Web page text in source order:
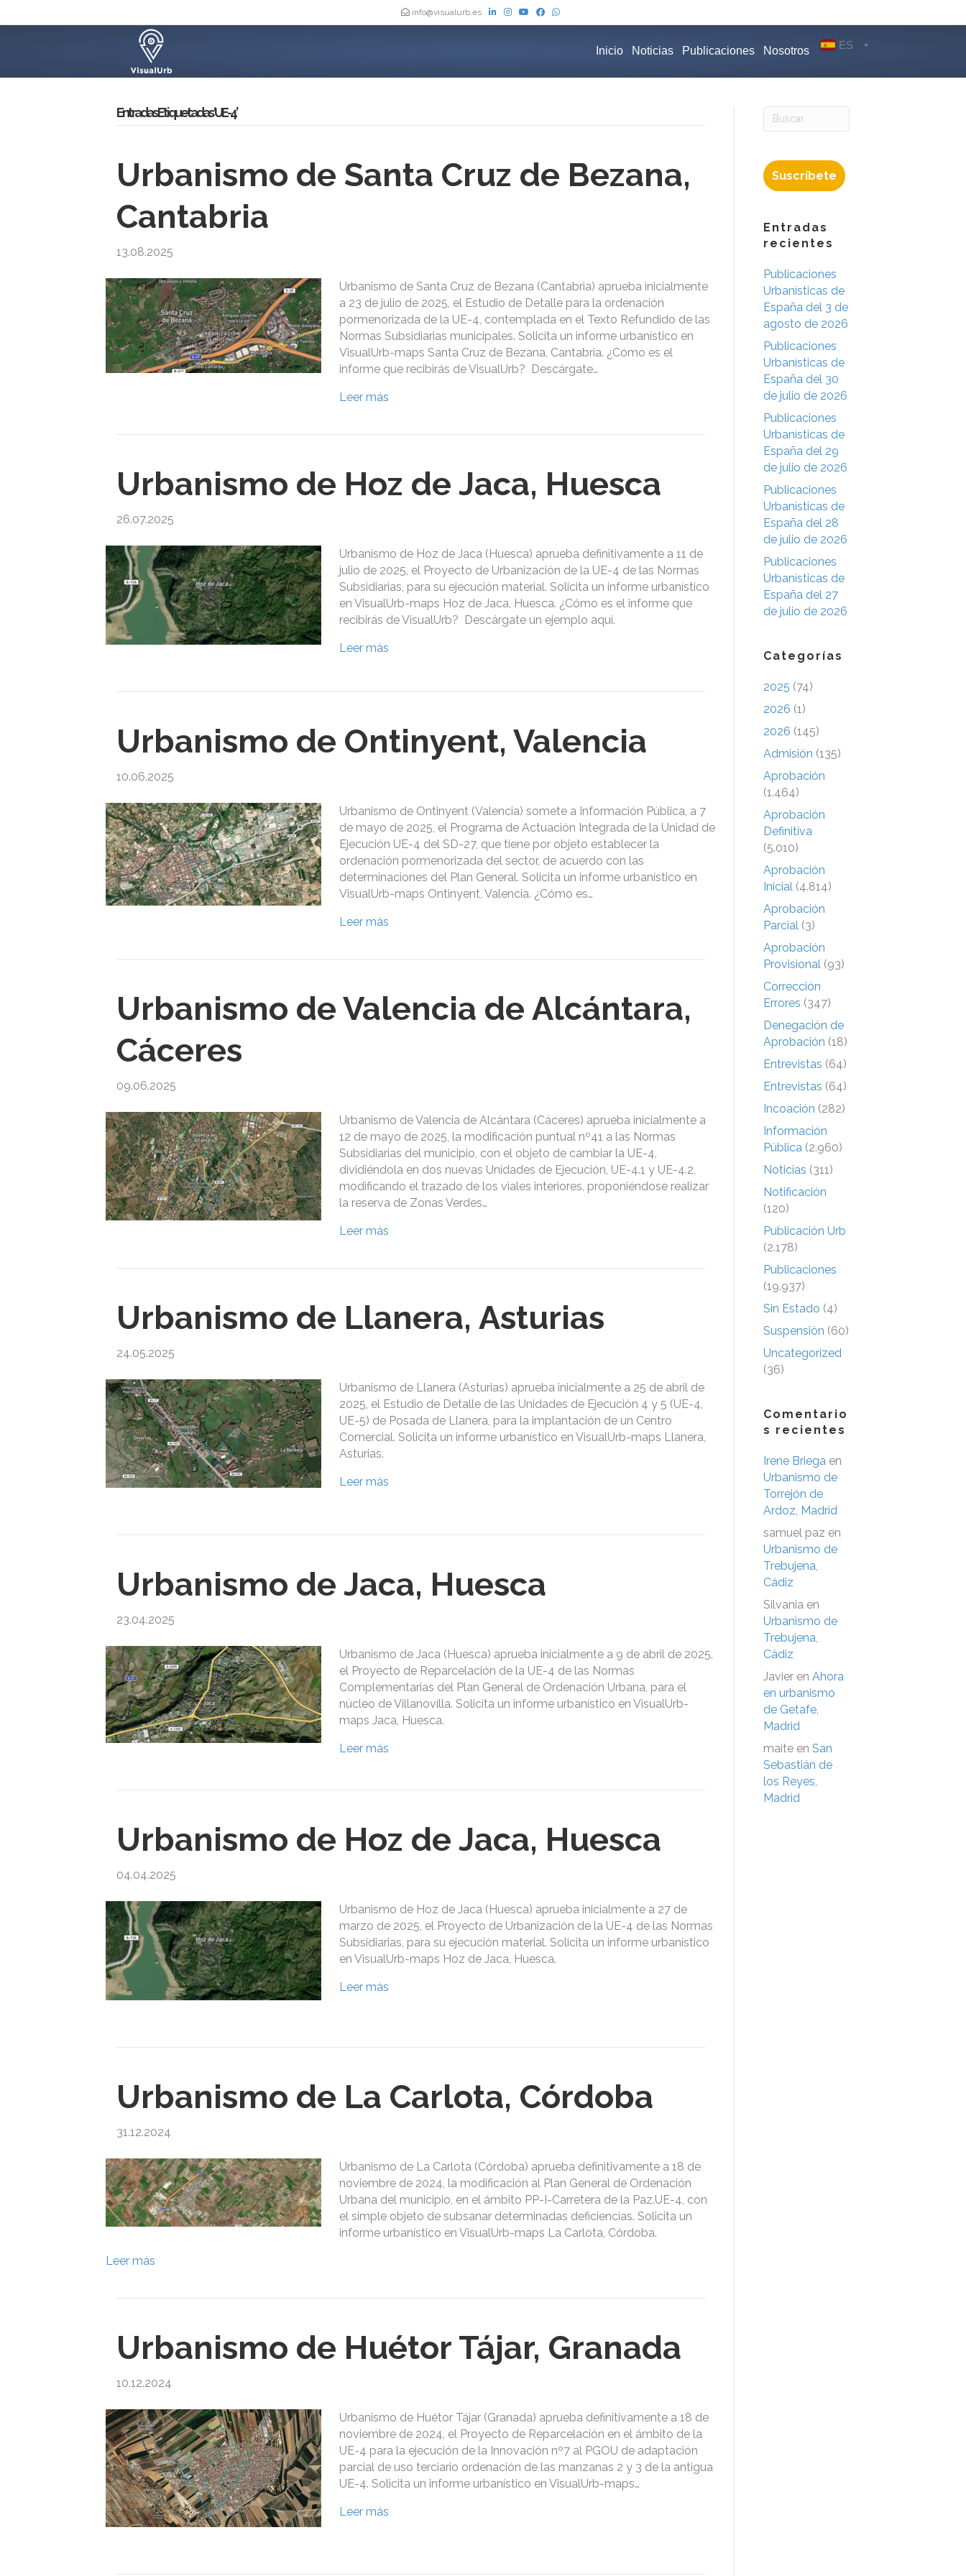
info@visualurb.es
Inicio Noticias Publicaciones Nosotros ES
Entradas Etiquetadas ‘UE-4’
Urbanismo de Santa Cruz de Bezana,
Cantabria
13.08.2025
Urbanismo de Santa Cruz de Bezana (Cantabria) aprueba inicialmente
a 23 de julio de 2025, el Estudio de Detalle para la ordenación
pormenorizada de la UE-4, contemplada en el Texto Refundido de las
Normas Subsidiarias municipales. Solicita un informe urbanístico en
VisualUrb-maps Santa Cruz de Bezana, Cantabria. ¿Cómo es el
informe que recibirás de VisualUrb? Descárgate…
Leer más
Urbanismo de Hoz de Jaca, Huesca
26.07.2025
Urbanismo de Hoz de Jaca (Huesca) aprueba definitivamente a 11 de
julio de 2025, el Proyecto de Urbanización de la UE-4 de las Normas
Subsidiarias, para su ejecución material. Solicita un informe urbanístico
en VisualUrb-maps Hoz de Jaca, Huesca. ¿Cómo es el informe que
recibirás de VisualUrb? Descárgate un ejemplo aquí.
Leer más
Urbanismo de Ontinyent, Valencia
10.06.2025
Urbanismo de Ontinyent (Valencia) somete a Información Pública, a 7
de mayo de 2025, el Programa de Actuación Integrada de la Unidad de
Ejecución UE-4 del SD-27, que tiene por objeto establecer la
ordenación pormenorizada del sector, de acuerdo con las
determinaciones del Plan General. Solicita un informe urbanístico en
VisualUrb-maps Ontinyent, Valencia. ¿Cómo es…
Leer más
Urbanismo de Valencia de Alcántara,
Cáceres
09.06.2025
Urbanismo de Valencia de Alcántara (Cáceres) aprueba inicialmente a
12 de mayo de 2025, la modificación puntual nº41 a las Normas
Subsidiarias del municipio, con el objeto de cambiar la UE-4,
dividiéndola en dos nuevas Unidades de Ejecución, UE-4.1 y UE-4.2,
modificando el trazado de los viales interiores, proponiéndose realizar
la reserva de Zonas Verdes…
Leer más
Urbanismo de Llanera, Asturias
24.05.2025
Urbanismo de Llanera (Asturias) aprueba inicialmente a 25 de abril de
2025, el Estudio de Detalle de las Unidades de Ejecución 4 y 5 (UE-4,
UE-5) de Posada de Llanera, para la implantación de un Centro
Comercial. Solicita un informe urbanístico en VisualUrb-maps Llanera,
Asturias.
Leer más
Urbanismo de Jaca, Huesca
23.04.2025
Urbanismo de Jaca (Huesca) aprueba inicialmente a 9 de abril de 2025,
el Proyecto de Reparcelación de la UE-4 de las Normas
Complementarias del Plan General de Ordenación Urbana, para el
núcleo de Villanovilla. Solicita un informe urbanístico en VisualUrb-
maps Jaca, Huesca.
Leer más
Urbanismo de Hoz de Jaca, Huesca
04.04.2025
Urbanismo de Hoz de Jaca (Huesca) aprueba inicialmente a 27 de
marzo de 2025, el Proyecto de Urbanización de la UE-4 de las Normas
Subsidiarias, para su ejecución material. Solicita un informe urbanístico
en VisualUrb-maps Hoz de Jaca, Huesca.
Leer más
Urbanismo de La Carlota, Córdoba
31.12.2024
Urbanismo de La Carlota (Córdoba) aprueba definitivamente a 18 de
noviembre de 2024, la modificación al Plan General de Ordenación
Urbana del municipio, en el ámbito PP-I-Carretera de la Paz.UE-4, con
el simple objeto de subsanar determinadas deficiencias. Solicita un
informe urbanístico en VisualUrb-maps La Carlota, Córdoba.
Leer más
Urbanismo de Huétor Tájar, Granada
10.12.2024
Urbanismo de Huétor Tájar (Granada) aprueba definitivamente a 18 de
noviembre de 2024, el Proyecto de Reparcelación en el ámbito de la
UE-4 para la ejecución de la Innovación nº7 al PGOU de adaptación
parcial de uso terciario ordenación de las manzanas 2 y 3 de la antigua
UE-4. Solicita un informe urbanístico en VisualUrb-maps…
Leer más
Suscríbete
Entradas
recientes
Publicaciones
Urbanísticas de
España del 3 de
agosto de 2026
Publicaciones
Urbanísticas de
España del 30
de julio de 2026
Publicaciones
Urbanísticas de
España del 29
de julio de 2026
Publicaciones
Urbanísticas de
España del 28
de julio de 2026
Publicaciones
Urbanísticas de
España del 27
de julio de 2026
Categorías
2025 (74)
2026 (1)
2026 (145)
Admisión (135)
Aprobación
(1.464)
Aprobación
Definitiva
(5.010)
Aprobación
Inicial (4.814)
Aprobación
Parcial (3)
Aprobación
Provisional (93)
Corrección
Errores (347)
Denegación de
Aprobación (18)
Entrevistas (64)
Entrevistas (64)
Incoación (282)
Información
Pública (2.960)
Noticias (311)
Notificación
(120)
Publicación Urb
(2.178)
Publicaciones
(19.937)
Sin Estado (4)
Suspensión (60)
Uncategorized
(36)
Comentario
s recientes
Irene Briega en
Urbanismo de
Torrejón de
Ardoz, Madrid
samuel paz en
Urbanismo de
Trebujena,
Cádiz
Silvania en
Urbanismo de
Trebujena,
Cádiz
Javier en Ahora
en urbanismo
de Getafe,
Madrid
maite en San
Sebastián de
los Reyes,
Madrid